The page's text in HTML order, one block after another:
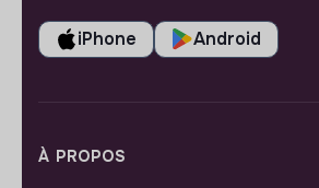
iPhone Android
À PROPOS